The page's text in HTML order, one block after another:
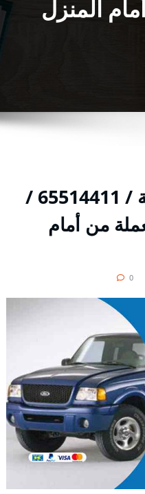
المنزل
شراء سيارات الروضة / 65514411 /
من أمام
0